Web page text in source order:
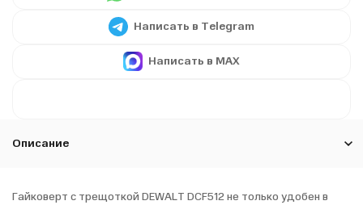
Написать в Telegram
Написать в MAX
Описание
Гайковерт с трещоткой DEWALT DCF512 не только удобен в